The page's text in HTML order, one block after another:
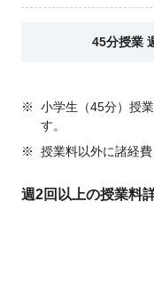
45分授業
※
小学生（45分）授
す。
※
授業料以外に諸経
週2回以上の授業料